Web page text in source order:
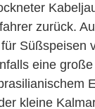
zurück.
Süßspeisen
eine
kleine